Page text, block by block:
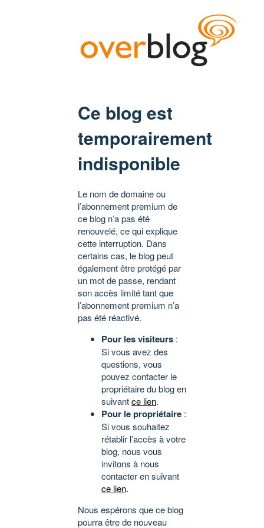
Ce blog est
temporairement
indisponible
Le nom de domaine ou
l’abonnement premium de
ce blog n’a pas été
renouvelé, ce qui explique
cette interruption. Dans
certains cas, le blog peut
également être protégé par
un mot de passe, rendant
son accès limité tant que
l’abonnement premium n’a
pas été réactivé.
Pour les visiteurs :
Si vous avez des
questions, vous
pouvez contacter le
propriétaire du blog en
suivantce lien.
Pour le propriétaire :
Si vous souhaitez
rétablir l’accès à votre
blog, nous vous
invitons à nous
contacter en suivant
ce lien.
Nous espérons que ce blog
pourra être de nouveau